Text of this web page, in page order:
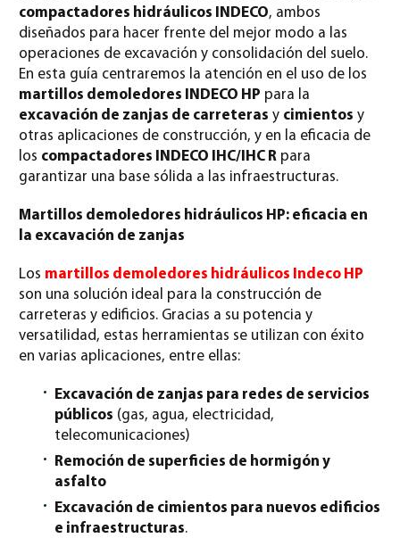
compactadores hidráulicos INDECO, ambos
diseñados para hacer frente del mejor modo a las
operaciones de excavación y consolidación del suelo.
En esta guía centraremos la atención en el uso de los
martillos demoledores INDECO HP para la
excavación de zanjas de carreteras y cimientos y
otras aplicaciones de construcción, y en la eficacia de
los compactadores INDECO IHC/IHC R para
garantizar una base sólida a las infraestructuras.
Martillos demoledores hidráulicos HP: eficacia en
la excavación de zanjas
Los martillos demoledores hidráulicos Indeco HP
son una solución ideal para la construcción de
carreteras y edificios. Gracias a su potencia y
versatilidad, estas herramientas se utilizan con éxito
en varias aplicaciones, entre ellas:
Excavación de zanjas para redes de servicios
públicos (gas, agua, electricidad,
telecomunicaciones)
Remoción de superficies de hormigón y
asfalto
Excavación de cimientos para nuevos edificios
e infraestructuras.